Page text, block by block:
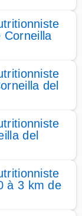
del
del
à 3 km de